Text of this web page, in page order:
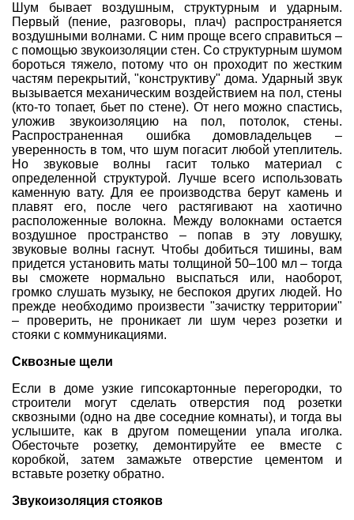
Шум бывает воздушным, структурным и ударным.
Первый (пение, разговоры, плач) распространяется
воздушными волнами. С ним проще всего справиться –
с помощью звукоизоляции стен. Со структурным шумом
бороться тяжело, потому что он проходит по жестким
частям перекрытий, "конструктиву" дома. Ударный звук
вызывается механическим воздействием на пол, стены
(кто-то топает, бьет по стене). От него можно спастись,
уложив звукоизоляцию на пол, потолок, стены.
Распространенная ошибка домовладельцев –
уверенность в том, что шум погасит любой утеплитель.
Но звуковые волны гасит только материал с
определенной структурой. Лучше всего использовать
каменную вату. Для ее производства берут камень и
плавят его, после чего растягивают на хаотично
расположенные волокна. Между волокнами остается
воздушное пространство – попав в эту ловушку,
звуковые волны гаснут. Чтобы добиться тишины, вам
придется установить маты толщиной 50–100 мл – тогда
вы сможете нормально выспаться или, наоборот,
громко слушать музыку, не беспокоя других людей. Но
прежде необходимо произвести "зачистку территории"
– проверить, не проникает ли шум через розетки и
стояки с коммуникациями.
Сквозные щели
Если в доме узкие гипсокартонные перегородки, то
строители могут сделать отверстия под розетки
сквозными (одно на две соседние комнаты), и тогда вы
услышите, как в другом помещении упала иголка.
Обесточьте розетку, демонтируйте ее вместе с
коробкой, затем замажьте отверстие цементом и
вставьте розетку обратно.
Звукоизоляция стояков